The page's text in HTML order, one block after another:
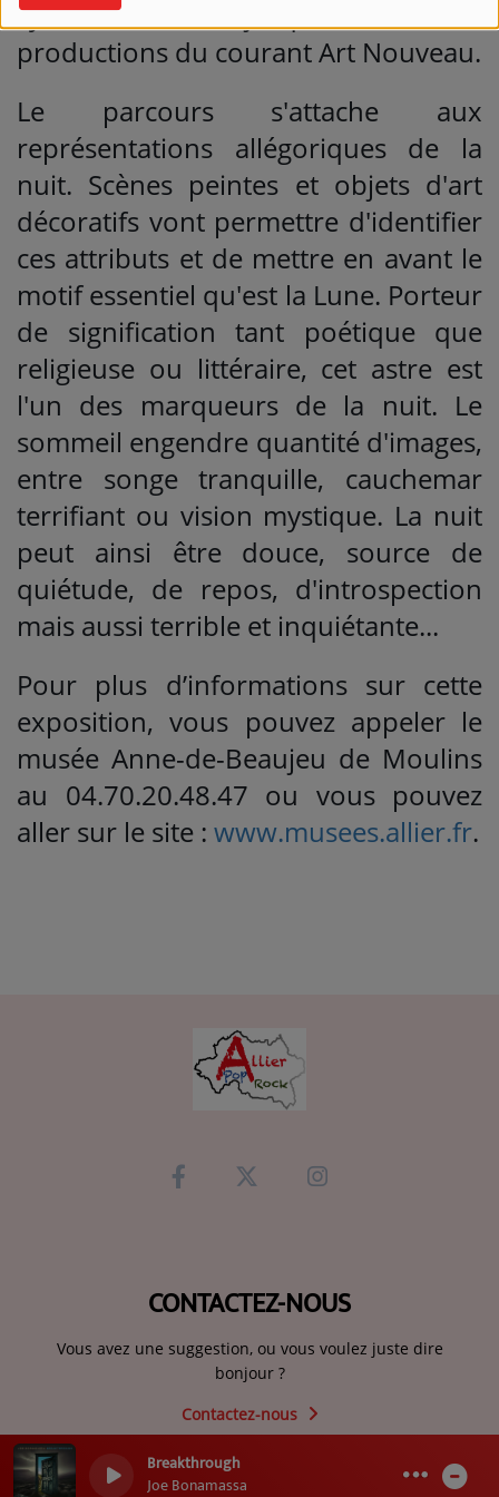
Breakthrough
Joe Bonamassa
0
symbolistes et jusque dans les
productions du courant Art Nouveau.
Le parcours s'attache aux
représentations allégoriques de la
nuit. Scènes peintes et objets d'art
décoratifs vont permettre d'identifier
ces attributs et de mettre en avant le
motif essentiel qu'est la Lune. Porteur
de signification tant poétique que
religieuse ou littéraire, cet astre est
l'un des marqueurs de la nuit. Le
sommeil engendre quantité d'images,
entre songe tranquille, cauchemar
terrifiant ou vision mystique. La nuit
peut ainsi être douce, source de
quiétude, de repos, d'introspection
mais aussi terrible et inquiétante...
Pour plus d’informations sur cette
exposition, vous pouvez appeler le
musée Anne-de-Beaujeu de Moulins
au 04.70.20.48.47 ou vous pouvez
aller sur le site : www.musees.allier.fr.
CONTACTEZ-NOUS
Vous avez une suggestion, ou vous voulez juste dire
bonjour ?
Contactez-nous